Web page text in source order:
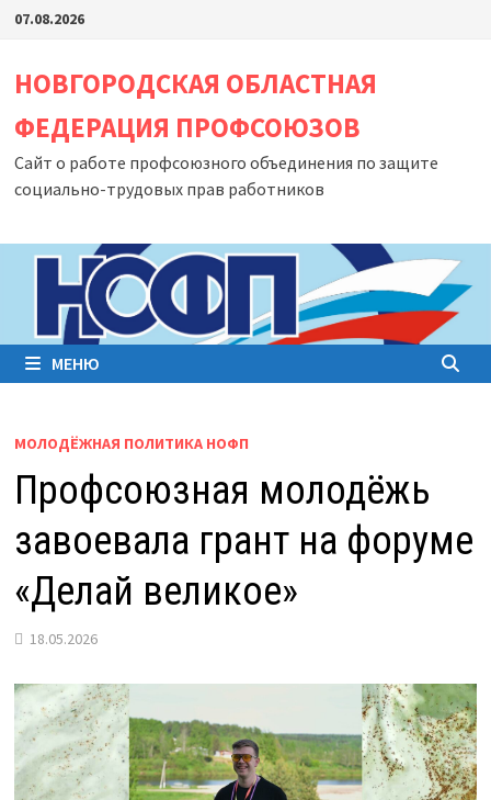
Перейти
содержимому
07.08.2026
НОВГОРОДСКАЯ ОБЛАСТНАЯ
ФЕДЕРАЦИЯ ПРОФСОЮЗОВ
Сайт о работе профсоюзного объединения по защите
социально-трудовых прав работников
МЕНЮ
МОЛОДЁЖНАЯ ПОЛИТИКА НОФП
Профсоюзная молодёжь
завоевала грант на форуме
«Делай великое»
18.05.2026